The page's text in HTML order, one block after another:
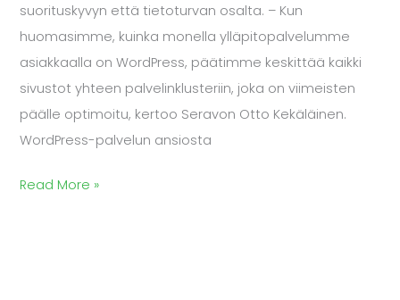
suorituskyvyn että tietoturvan osalta. – Kun
huomasimme, kuinka monella ylläpitopalvelumme
asiakkaalla on WordPress, päätimme keskittää kaikki
sivustot yhteen palvelinklusteriin, joka on viimeisten
päälle optimoitu, kertoo Seravon Otto Kekäläinen.
WordPress-palvelun ansiosta
Read More »